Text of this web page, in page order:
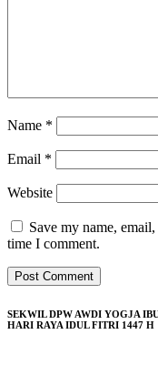
Name *
Email *
Website
Save my name,
time I comment.
SEKWIL DPW AWDI YOGJA
HARI RAYA IDUL FITRI 1447 H